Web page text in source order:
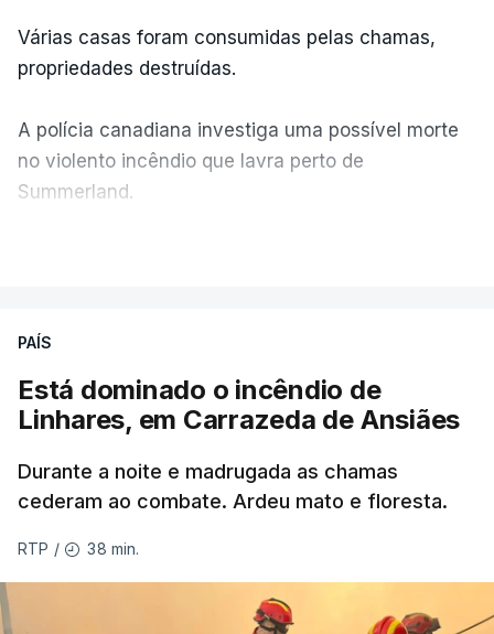
Várias casas foram consumidas pelas chamas,
propriedades destruídas.
A polícia canadiana investiga uma possível morte
no violento incêndio que lavra perto de
Summerland.
ERRO100
ERROR ON HTML5 MEDIA ELEMENT
ESTE CONTEÚDO ESTÁ NESTE
MOMENTO INDISPONÍVEL
PAÍS
Está dominado o incêndio de
Linhares, em Carrazeda de Ansiães
Durante a noite e madrugada as chamas
cederam ao combate. Ardeu mato e floresta.
RTP / 38 min.